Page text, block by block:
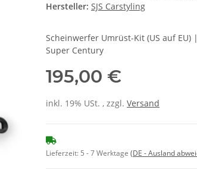
Hersteller: SJS Carstyling
Scheinwerfer Umrüst-Kit (US auf
Super Century
195,00 €
inkl. 19% USt. , zzgl. Versand
Lieferzeit: 5 - 7 Werktage (DE - Ausland